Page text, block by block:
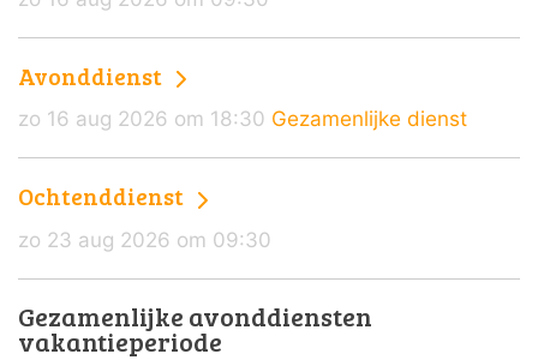
Avonddienst
zo 16 aug 2026 om 18:30 Gezamenlijke dienst
Ochtenddienst
zo 23 aug 2026 om 09:30
Gezamenlijke avonddiensten
vakantieperiode